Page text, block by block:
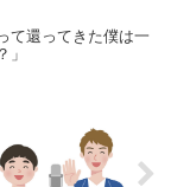
て還ってきた僕は一
」